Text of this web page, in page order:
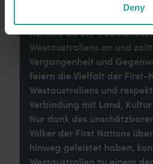
Deny
Nations als die
Westaustraliens an und
Vergangenheit und
feiern die Vielfalt der First-
Westaustraliens und
Verbindung mit Land,
Nur dank des
Völker der First Nations
hinweg geleistet haben,